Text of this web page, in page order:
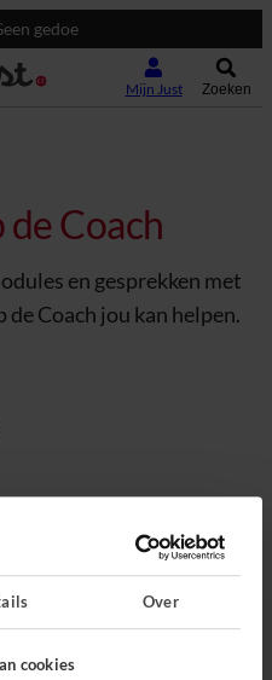
Over
cookies
gedoe
Mijn Just Zoeken
Coach
en gesprekken met
de Coach jou kan helpen.